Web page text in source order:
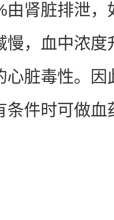
由肾脏排泄
慢，血中浓
心脏毒性。
条件时可做血